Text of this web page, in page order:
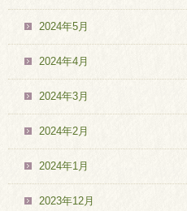
2024年5月
2024年4月
2024年3月
2024年2月
2024年1月
2023年12月